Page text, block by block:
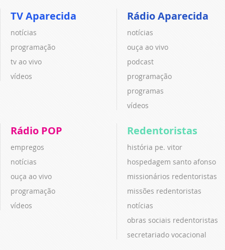
TV Aparecida
notícias
programação
tv ao vivo
vídeos
Rádio Aparecida
notícias
ouça ao vivo
podcast
programação
programas
vídeos
Rádio POP
empregos
notícias
ouça ao vivo
programação
vídeos
Redentoristas
história pe. vitor
hospedagem santo afonso
missionários redentoristas
missões redentoristas
notícias
obras sociais redentoristas
secretariado vocacional